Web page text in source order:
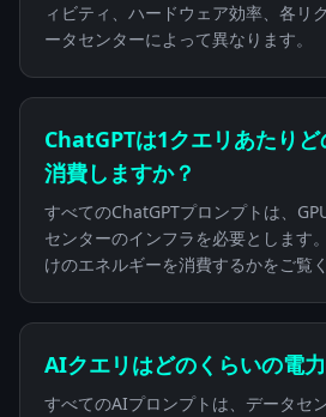
ィビティ、ハードウェア効率、各リ
ータセンターによって異なります。
ChatGPTは1クエリあたり
消費しますか？
すべてのChatGPTプロンプトは、
センターのインフラを必要とします
けのエネルギーを消費するかをご覧
AIクエリはどのくらいの電
すべてのAIプロンプトは、データセ